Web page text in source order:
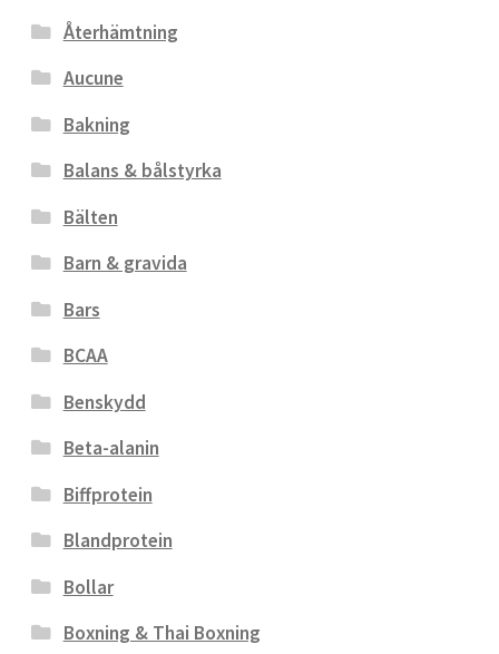
Återhämtning
Aucune
Bakning
Balans & bålstyrka
Bälten
Barn & gravida
Bars
BCAA
Benskydd
Beta-alanin
Biffprotein
Blandprotein
Bollar
Boxning & Thai Boxning